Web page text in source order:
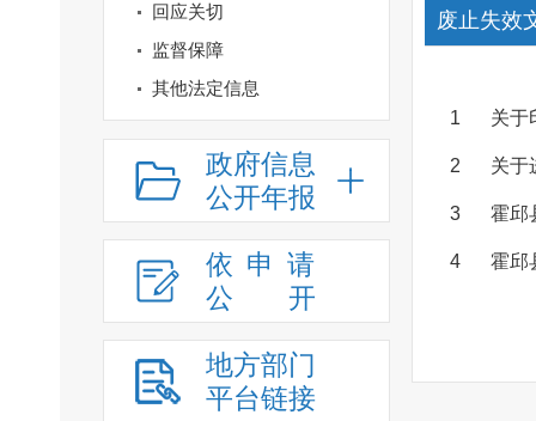
回应关切
监督保障
其他法定信息
政府信息
公开年报
依申请
公
开
地方部门
平台链接
废止失效
1 关于
2 关于
3 霍邱
4 霍邱